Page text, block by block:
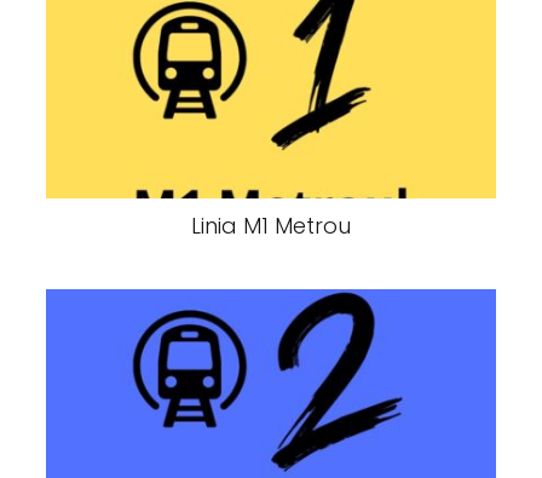
Linia M1 Metrou